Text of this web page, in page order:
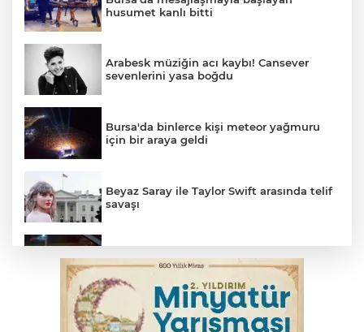
husumet kanlı bitti
Arabesk müziğin acı kaybı! Cansever
sevenlerini yasa boğdu
Bursa'da binlerce kişi meteor yağmuru
için bir araya geldi
Beyaz Saray ile Taylor Swift arasında telif
savaşı
Bursa’da drift atan sürücüye ceza yağdı
Bursa'da korkutan kazada 4 yaralı